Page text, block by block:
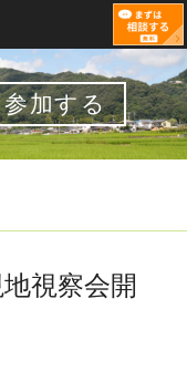
加する
視察会開